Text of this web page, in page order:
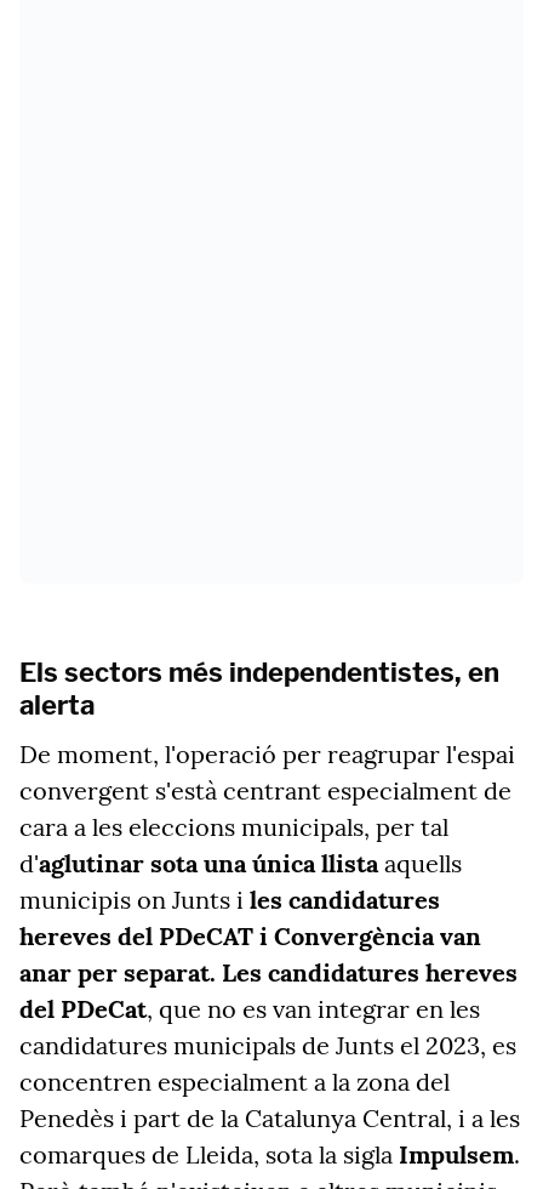
Els sectors més independentistes, en
alerta
De moment, l'operació per reagrupar l'espai
convergent s'està centrant especialment de
cara a les eleccions municipals, per tal
d'aglutinar sota una única llistaaquells
municipis on Junts i les candidatures
hereves del PDeCAT i Convergència van
anar per separat. Les candidatures hereves
del PDeCat, que no es van integrar en les
candidatures municipals de Junts el 2023, es
concentren especialment a la zona del
Penedès i part de la Catalunya Central, i a les
comarques de Lleida, sota la sigla Impulsem.